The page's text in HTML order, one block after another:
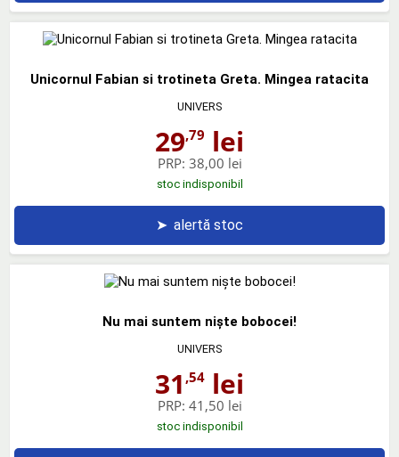
Unicornul Fabian si trotineta Greta. Mingea ratacita
UNIVERS
29,79 lei
PRP: 38,00 lei
stoc indisponibil
➤ alertă stoc
Nu mai suntem niște bobocei!
UNIVERS
31 ,54 lei
PRP: 41,50 lei
stoc indisponibil